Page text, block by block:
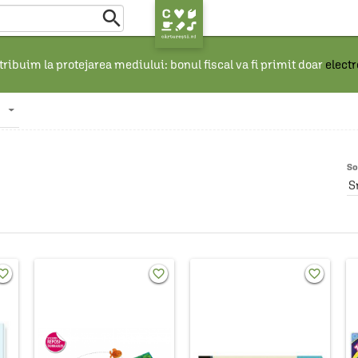

la protejarea mediului: bonul fiscal va fi primit doar
favorite_border favorite_border